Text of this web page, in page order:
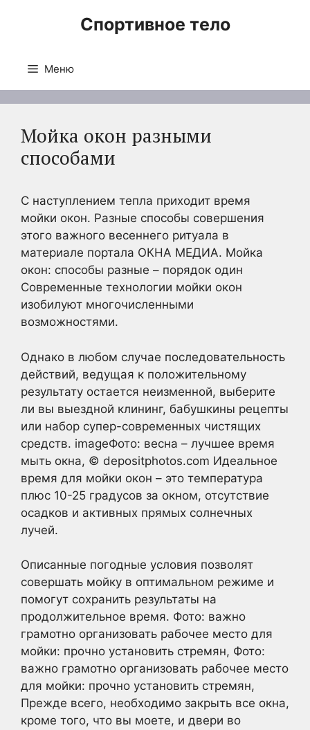
Спортивное тело
Меню
Мойка окон разными
способами
С наступлением тепла приходит время
мойки окон. Разные способы совершения
этого важного весеннего ритуала в
материале портала ОКНА МЕДИА. Мойка
окон: способы разные – порядок один
Современные технологии мойки окон
изобилуют многочисленными
возможностями.
Однако в любом случае последовательность
действий, ведущая к положительному
результату остается неизменной, выберите
ли вы выездной клининг, бабушкины рецепты
или набор супер-современных чистящих
средств. imageФото: весна – лучшее время
мыть окна, © depositphotos.com Идеальное
время для мойки окон – это температура
плюс 10-25 градусов за окном, отсутствие
осадков и активных прямых солнечных
лучей.
Описанные погодные условия позволят
совершать мойку в оптимальном режиме и
помогут сохранить результаты на
продолжительное время. Фото: важно
грамотно организовать рабочее место для
мойки: прочно установить стремян, Фото:
важно грамотно организовать рабочее место
для мойки: прочно установить стремян,
Прежде всего, необходимо закрыть все окна,
кроме того, что вы моете, и двери во